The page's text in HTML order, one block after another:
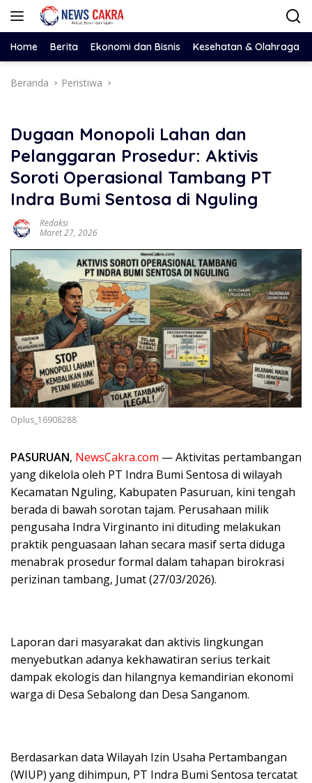
Langsung
Home Berita Ekonomi dan Bisnis Kesehatan & Olahraga
Beranda Peristiwa
Dugaan Monopoli Lahan dan
Pelanggaran Prosedur: Aktivis
Soroti Operasional Tambang PT
Indra Bumi Sentosa di Nguling
Redaksi
Maret 27, 2026
Oplus_16908288
PASURUAN, NewsCakra.com — Aktivitas pertambangan
yang dikelola oleh PT Indra Bumi Sentosa di wilayah
Kecamatan Nguling, Kabupaten Pasuruan, kini tengah
berada di bawah sorotan tajam. Perusahaan milik
pengusaha Indra Virginanto ini dituding melakukan
praktik penguasaan lahan secara masif serta diduga
menabrak prosedur formal dalam tahapan birokrasi
perizinan tambang, Jumat (27/03/2026).
Laporan dari masyarakat dan aktivis lingkungan
menyebutkan adanya kekhawatiran serius terkait
dampak ekologis dan hilangnya kemandirian ekonomi
warga di Desa Sebalong dan Desa Sanganom.
Berdasarkan data Wilayah Izin Usaha Pertambangan
(WIUP) yang dihimpun, PT Indra Bumi Sentosa tercatat